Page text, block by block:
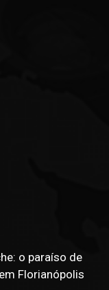
o paraíso de
Florianópolis